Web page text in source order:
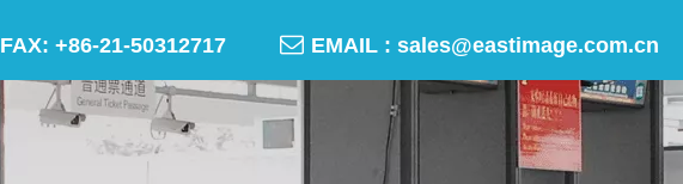
FAX: +86-21-50312717  EMAIL : sales@eastimage.com.cn